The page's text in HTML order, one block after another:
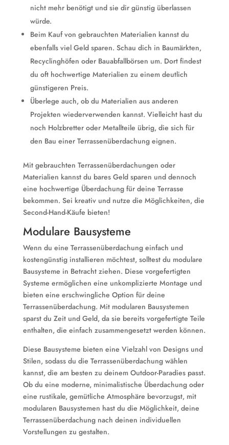
nicht mehr benötigt und sie dir günstig überlassen
würde.
Beim Kauf von gebrauchten Materialien kannst du
ebenfalls viel Geld sparen. Schau dich in Baumärkten,
Recyclinghöfen oder Bauabfallbörsen um. Dort findest
du oft hochwertige Materialien zu einem deutlich
günstigeren Preis.
Überlege auch, ob du Materialien aus anderen
Projekten wiederverwenden kannst. Vielleicht hast du
noch Holzbretter oder Metallteile übrig, die sich für
den Bau einer Terrassenüberdachung eignen.
Mit gebrauchten Terrassenüberdachungen oder
Materialien kannst du bares Geld sparen und dennoch
eine hochwertige Überdachung für deine Terrasse
bekommen. Sei kreativ und nutze die Möglichkeiten, die
Second-Hand-Käufe bieten!
Modulare Bausysteme
Wenn du eine Terrassenüberdachung einfach und
kostengünstig installieren möchtest, solltest du modulare
Bausysteme in Betracht ziehen. Diese vorgefertigten
Systeme ermöglichen eine unkomplizierte Montage und
bieten eine erschwingliche Option für deine
Terrassenüberdachung. Mit modularen Bausystemen
sparst du Zeit und Geld, da sie bereits vorgefertigte Teile
enthalten, die einfach zusammengesetzt werden können.
Diese Bausysteme bieten eine Vielzahl von Designs und
Stilen, sodass du die Terrassenüberdachung wählen
kannst, die am besten zu deinem Outdoor-Paradies passt.
Ob du eine moderne, minimalistische Überdachung oder
eine rustikale, gemütliche Atmosphäre bevorzugst, mit
modularen Bausystemen hast du die Möglichkeit, deine
Terrassenüberdachung nach deinen individuellen
Vorstellungen zu gestalten.